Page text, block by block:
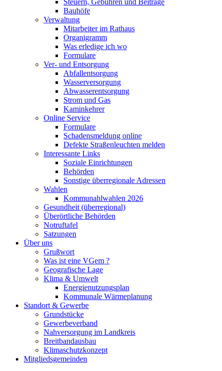
Steuern, Gebühren und Beiträge
Bauhöfe
Verwaltung
Mitarbeiter im Rathaus
Organigramm
Was erledige ich wo
Formulare
Ver- und Entsorgung
Abfallentsorgung
Wasserversorgung
Abwasserentsorgung
Strom und Gas
Kaminkehrer
Online Service
Formulare
Schadensmeldung online
Defekte Straßenleuchten melden
Interessante Links
Soziale Einrichtungen
Behörden
Sonstige überregionale Adressen
Wahlen
Kommunahlwahlen 2026
Gesundheit (überregional)
Überörtliche Behörden
Notruftafel
Satzungen
Über uns
Grußwort
Was ist eine VGem ?
Geografische Lage
Klima & Umwelt
Energienutzungsplan
Kommunale Wärmeplanung
Standort & Gewerbe
Grundstücke
Gewerbeverband
Nahversorgung im Landkreis
Breitbandausbau
Klimaschutzkonzept
Mitgliedsgemeinden